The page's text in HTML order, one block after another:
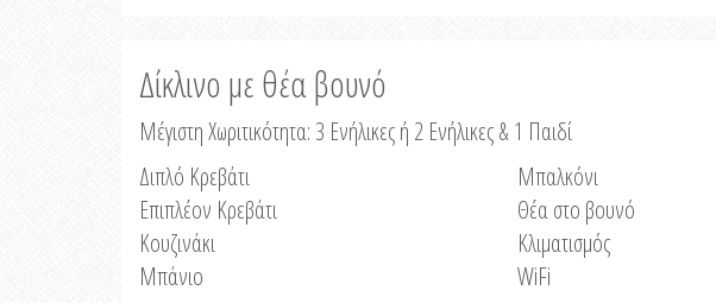
Δίκλινο με θέα βουνό
Μέγιστη Χωριτικότητα: 3 Ενήλικες ή 2 Ενήλικες & 1 Παιδί
Διπλό Κρεβάτι
Επιπλέον Κρεβάτι
Κουζινάκι
Μπάνιο
Μπαλκόνι
Θέα στο βουνό
Κλιματισμός
WiFi